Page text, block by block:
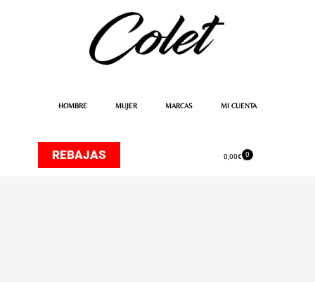
HOMBRE MUJER MARCAS MI CUENTA
REBAJAS 0,00€ 0
Carrito